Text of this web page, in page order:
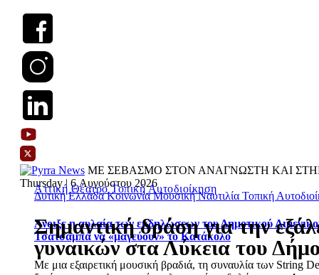
ΜΕ ΣΕΒΑΣΜΟ ΣΤΟΝ ΑΝΑΓΝΩΣΤΗ ΚΑΙ
Thursday | 6 Αυγούστου 2026
Δυτική ΕλλάδαΚοινωνίαΜουσικήΝαυτιλία Τοπική
Άνοιξε η αυλαία των εκδηλώσεων του Δημοτικού
Τσατσαμπά να «μαγεύουν» το Κατάκολο
Με μια εξαιρετική μουσική βραδιά, τη συναυλία των String
ΑττικήΘέατροΤοπική Αυτοδιοίκηση
Σημαντική δράση για την
γυναικών στα Λύκεια του